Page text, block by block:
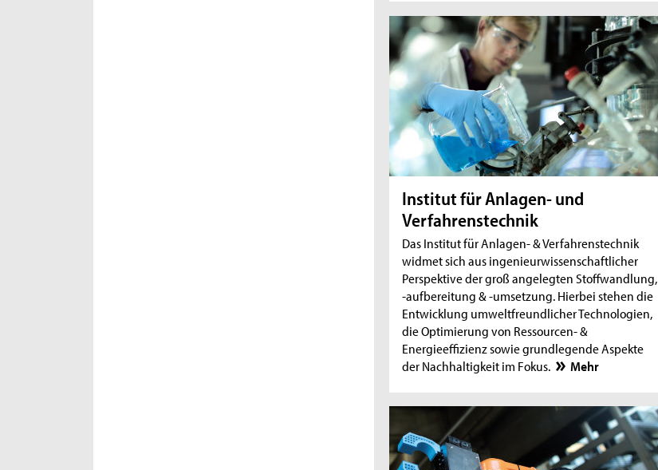
Institut für Anlagen- und
Verfahrenstechnik
Das Institut für Anlagen- & Verfahrenstechnik
widmet sich aus ingenieurwissenschaftlicher
Perspektive der groß angelegten Stoffwandlung,
-aufbereitung & -umsetzung. Hierbei stehen die
Entwicklung umweltfreundlicher Technologien,
die Optimierung von Ressourcen- &
Energieeffizienz sowie grundlegende Aspekte
der Nachhaltigkeit im Fokus.
Mehr